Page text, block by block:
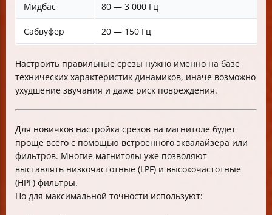
Мидбас 80 — 3 000 Гц
Сабвуфер 20 — 150 Гц
Настроить правильные срезы нужно именно на базе
технических характеристик динамиков, иначе возможно
ухудшение звучания и даже риск повреждения.
Для новичков настройка срезов на магнитоле будет
проще всего с помощью встроенного эквалайзера или
фильтров. Многие магнитолы уже позволяют
выставлять низкочастотные (LPF) и высокочастотные
(HPF) фильтры.
Но для максимальной точности используют: